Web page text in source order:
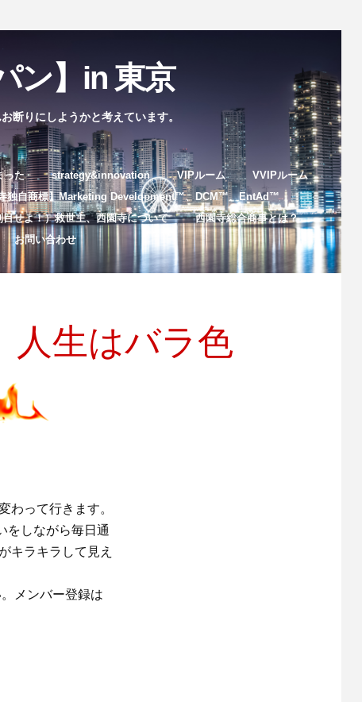
ン】in 東京
断りにしようかと考えています。
った strategy&innovation VIPルーム
VVIPルーム
独自商標】Marketing Development™️、DCM™️、EntAd™️
せよ！）救世主、西園寺について
西園寺総合商事とは？
お問い合わせ
人生はバラ色
わって行きます。
をしながら毎日通
キラキラして見え
メンバー登録は